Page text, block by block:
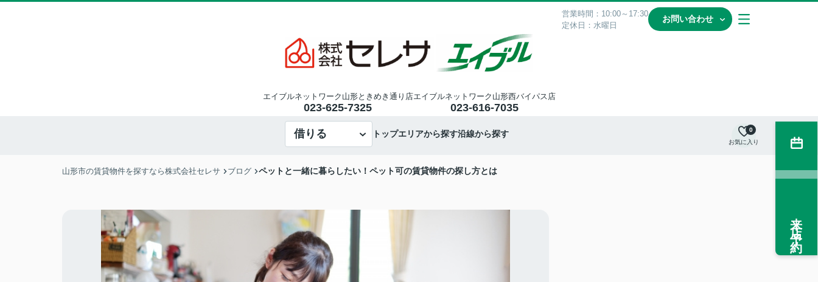
営業時間：10:00～17:30
定休日：水曜日
お問い合わせ
エイブルネットワーク山形ときめき通り店
023-625-7325
エイブルネットワーク山形西バイパス店
023-616-7035
借りる トップエリアから探す沿線から探す
お気に入り
0
山形市の賃貸物件を探すなら株式会社セレサ ブログ ペットと一緒に暮らしたい！ペット可の賃貸物件の探し方とは
来店予約